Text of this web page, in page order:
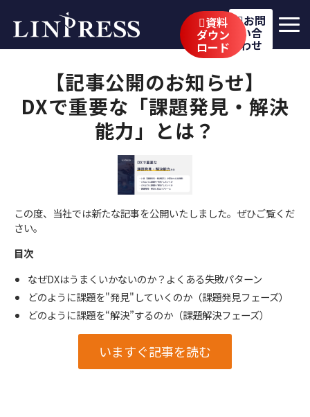
資料
ダウン
ロード
お問
い合
わせ
サービス
公開講座
イベント・セミナー
事例
ブログ
採用情報
【記事公開のお知らせ】
DXで重要な「課題発見・解決
能力」とは？
この度、当社では新たな記事を公開いたしました。​​​ぜひご覧くだ
さい。
目次
なぜDXはうまくいかないのか？よくある失敗パターン
どのように課題を"発見"していくのか（課題発見フェーズ）
どのように課題を“解決”するのか（課題解決フェーズ）
いますぐ記事を読む